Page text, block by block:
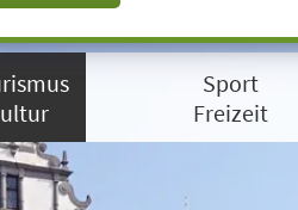
Sport
Freizeit